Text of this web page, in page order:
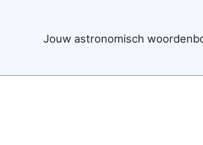
Jouw astronomisch